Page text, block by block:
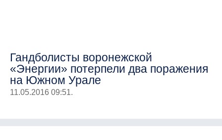
Гандболисты воронежской
«Энергии» потерпели два поражения
на Южном Урале
11.05.2016 09:51.